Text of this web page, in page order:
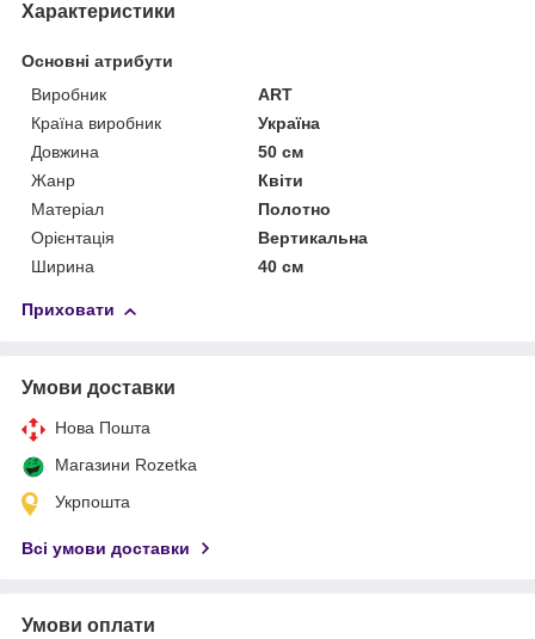
Характеристики
Основні атрибути
Виробник
ART
Країна виробник
Україна
Довжина
50 см
Жанр
Квіти
Матеріал
Полотно
Орієнтація
Вертикальна
Ширина
40 см
Приховати
Умови доставки
Нова Пошта
Магазини Rozetka
Укрпошта
Всі умови доставки
Умови оплати